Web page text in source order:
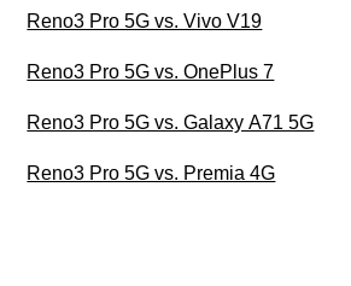
Reno3 Pro 5G vs. Vivo V19
Reno3 Pro 5G vs. OnePlus 7
Reno3 Pro 5G vs. Galaxy A71 5G
Reno3 Pro 5G vs. Premia 4G